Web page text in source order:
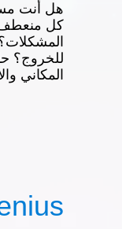
هل أنت
كل منعطف
للخروج؟
المكاني